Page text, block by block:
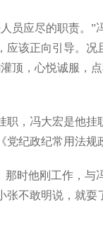
员应尽的职责。
该正向引导。
顶，心悦诚服，
，冯大宏是他
纪政纪常用法规
时他刚工作，
不敢明说，就